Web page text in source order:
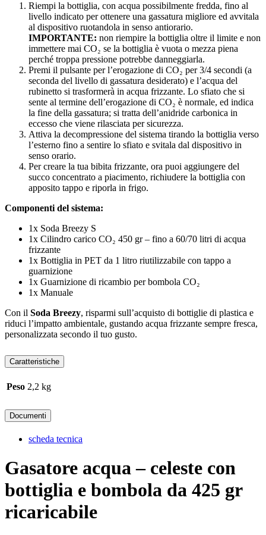
Riempi la bottiglia, con acqua possibilmente fredda, fino al
livello indicato per ottenere una gassatura migliore ed avvitala
al dispositivo ruotandola in senso antiorario.
IMPORTANTE: non riempire la bottiglia oltre il limite e non
immettere mai CO₂ se la bottiglia è vuota o mezza piena
perché troppa pressione potrebbe danneggiarla.
Premi il pulsante per l’erogazione di CO₂ per 3/4 secondi (a
seconda del livello di gassatura desiderato) e l’acqua del
rubinetto si trasformerà in acqua frizzante. Lo sfiato che si
sente al termine dell’erogazione di CO₂ è normale, ed indica
la fine della gassatura; si tratta dell’anidride carbonica in
eccesso che viene rilasciata per sicurezza.
Attiva la decompressione del sistema tirando la bottiglia verso
l’esterno fino a sentire lo sfiato e svitala dal dispositivo in
senso orario.
Per creare la tua bibita frizzante, ora puoi aggiungere del
succo concentrato a piacimento, richiudere la bottiglia con
apposito tappo e riporla in frigo.
Componenti del sistema:
1x Soda Breezy S
1x Cilindro carico CO₂ 450 gr – fino a 60/70 litri di acqua
frizzante
1x Bottiglia in PET da 1 litro riutilizzabile con tappo a
guarnizione
1x Guarnizione di ricambio per bombola CO₂
1x Manuale
Con il Soda Breezy, risparmi sull’acquisto di bottiglie di plastica e
riduci l’impatto ambientale, gustando acqua frizzante sempre fresca,
personalizzata secondo il tuo gusto.
Caratteristiche
Peso 2,2 kg
Documenti
scheda tecnica
Gasatore acqua – celeste con
bottiglia e bombola da 425 gr
ricaricabile